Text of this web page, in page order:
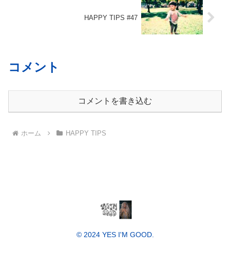
HAPPY TIPS #47
コメント
コメントを書き込む
ホーム HAPPY TIPS
© 2024 YES I'M GOOD.